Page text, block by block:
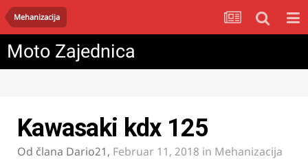
Mehanizacija
Moto Zajednica
Kawasaki kdx 125
Od člana Dario21, Februar 11, 2018 in Mehanizacija